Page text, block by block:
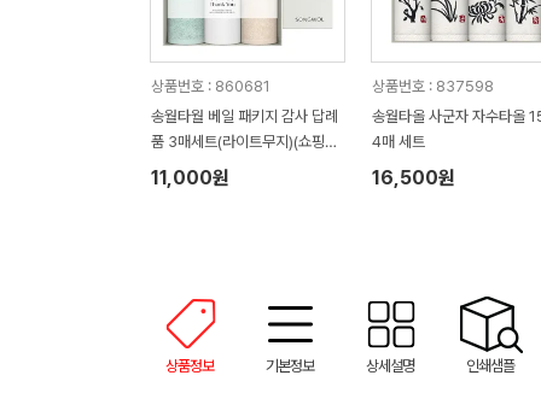
상품번호 : 860681
송월타월 베일 패키지 감사 답례
품 3매세트(라이트무지)(쇼핑백
증정)
11,000원
상품번호 : 837598
송월타올 사군자 자수타올
4매 세트
16,500원
상품정보 기본정보 상세설명 인쇄샘플